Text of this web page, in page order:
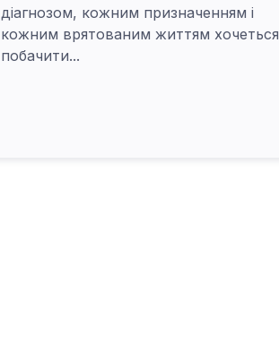
діагнозом, кожним призначенням і
кожним врятованим життям хочеться
побачити...